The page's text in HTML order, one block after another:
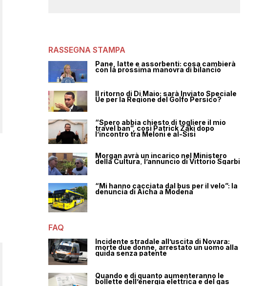
RASSEGNA STAMPA
Pane, latte e assorbenti: cosa cambierà
con la prossima manovra di bilancio
Il ritorno di Di Maio: sarà Inviato Speciale
Ue per la Regione del Golfo Persico?
“Spero abbia chiesto di togliere il mio
travel ban”, così Patrick Zaki dopo
l’incontro tra Meloni e al-Sisi
Morgan avrà un incarico nel Ministero
della Cultura, l’annuncio di Vittorio Sgarbi
“Mi hanno cacciata dal bus per il velo”: la
denuncia di Aicha a Modena
FAQ
Incidente stradale all’uscita di Novara:
morte due donne, arrestato un uomo alla
guida senza patente
Quando e di quanto aumenteranno le
bollette dell’energia elettrica e del gas